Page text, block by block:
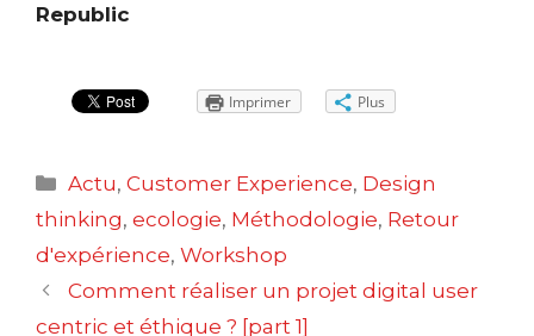
Republic
Imprimer Plus
Catégories
Actu,Customer Experience, Design
thinking, ecologie, Méthodologie, Retour
d'expérience, Workshop
Navigation
Comment réaliser un projet digital user
centric et éthique ? [part 1]